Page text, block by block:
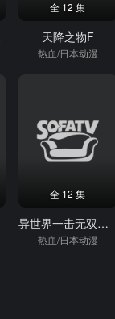
全 12 集
天降之物F
热血/日本动漫
全 12 集
异世界一击无双姐姐
热血/日本动漫